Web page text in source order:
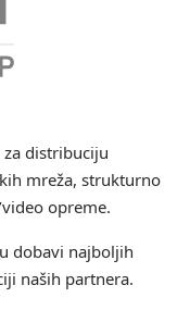
distribuciju
mreža, strukturno
opreme.
dobavi najboljih
naših partnera.